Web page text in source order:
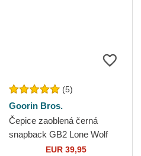
(5)
Goorin Bros.
Čepice zaoblená černá
snapback GB2 Lone Wolf
The Rocker The Farm Goorin
EUR 39,95